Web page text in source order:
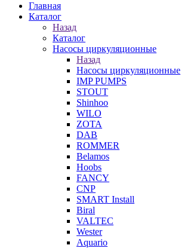
Главная
Каталог
Назад
Каталог
Насосы циркуляционные
Назад
Насосы циркуляционные
IMP PUMPS
STOUT
Shinhoo
WILO
ZOTA
DAB
ROMMER
Belamos
Hoobs
FANCY
CNP
SMART Install
Biral
VALTEC
Wester
Aquario